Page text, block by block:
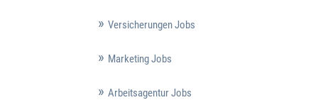
Versicherungen Jobs
Marketing Jobs
Arbeitsagentur Jobs